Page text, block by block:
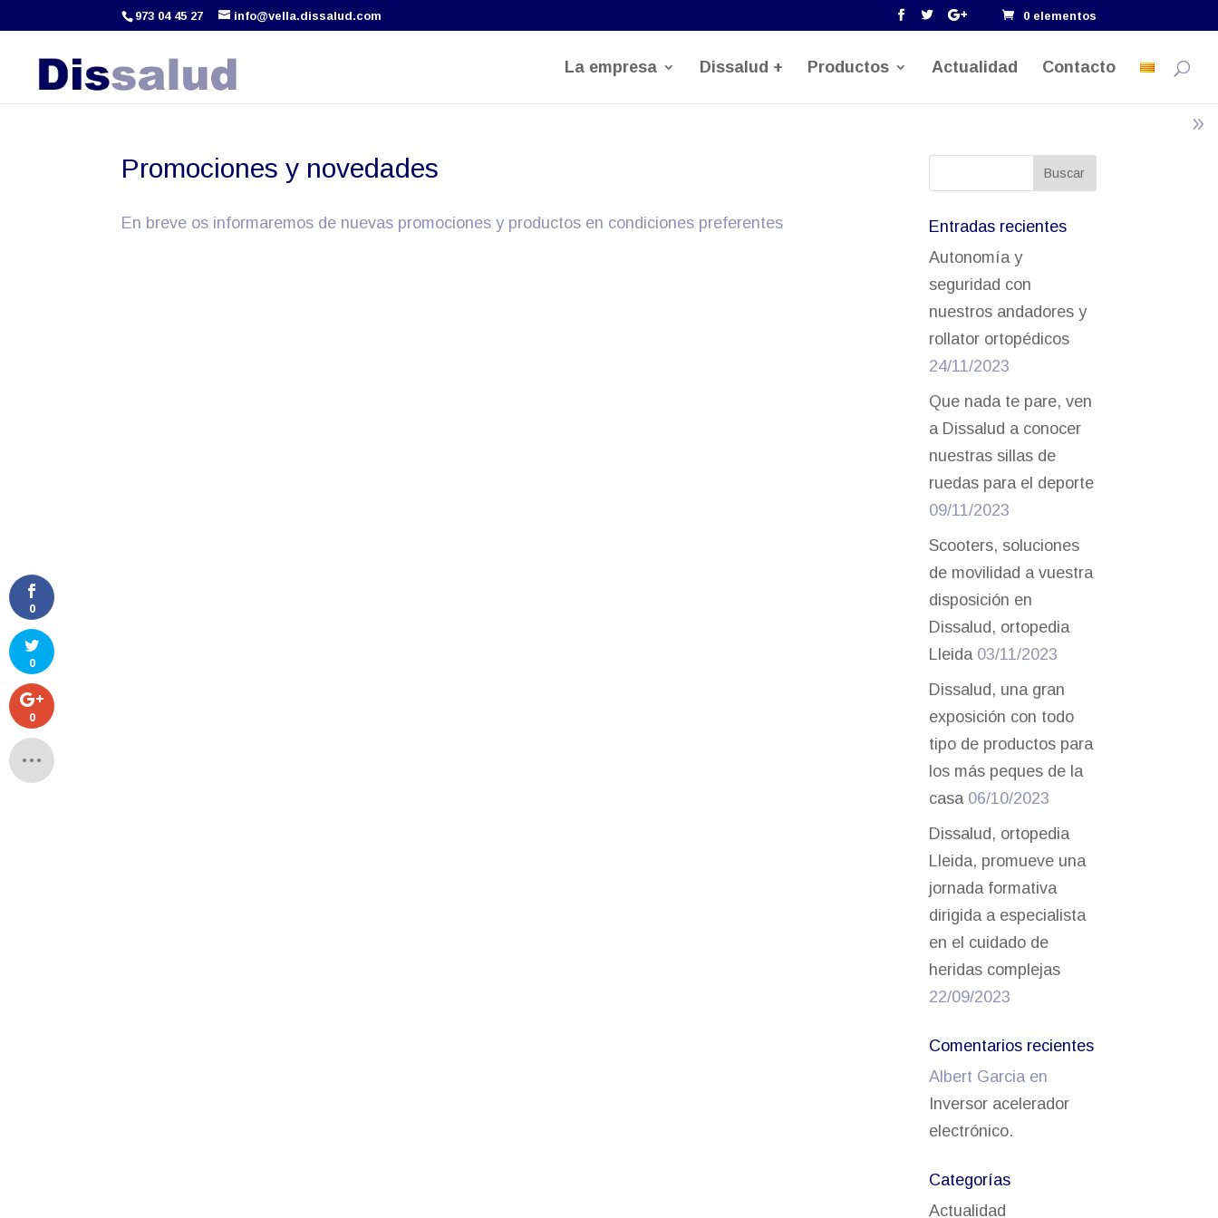
973 04 45 27 info@vella.dissalud.com 0 elementos
La empresa Dissalud + Productos Actualidad Contacto
Promociones y novedades
En breve os informaremos de nuevas promociones y productos en condiciones preferentes
Entradas recientes
Autonomía y
seguridad con
nuestros andadores y
rollator ortopédicos
24/11/2023
Que nada te pare, ven
a Dissalud a conocer
nuestras sillas de
ruedas para el deporte
09/11/2023
Scooters, soluciones
de movilidad a vuestra
disposición en
Dissalud, ortopedia
Lleida 03/11/2023
Dissalud, una gran
exposición con todo
tipo de productos para
los más peques de la
casa 06/10/2023
Dissalud, ortopedia
Lleida, promueve una
jornada formativa
dirigida a especialista
en el cuidado de
heridas complejas
22/09/2023
Comentarios recientes
Albert Garciaen
Inversor acelerador
electrónico.
Categorías
Actualidad
0
0
0